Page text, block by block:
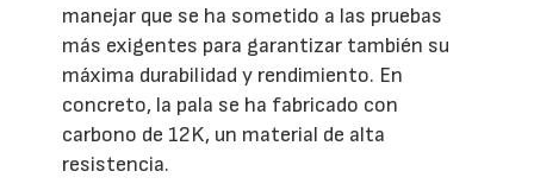
manejar que se ha sometido a las pruebas
más exigentes para garantizar también su
máxima durabilidad y rendimiento. En
concreto, la pala se ha fabricado con
carbono de 12K, un material de alta
resistencia.